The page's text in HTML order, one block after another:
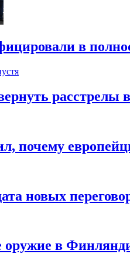
в
расстрелы в
почему
новых
оружие в